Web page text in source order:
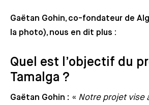
Gaëtan Gohin, co-fondateur de
la photo), nous en dit plus :
Quel est l’objectif du
Tamalga ?
Gaëtan Gohin : « Notre projet vise